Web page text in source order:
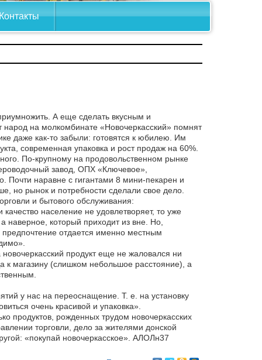
А еще сделать вкусным и
народ на молкомбинате «Новочеркасский» помнят
даже как-то забыли: готовятся к юбилею. Им
современная упаковка и рост продаж на 60%.
По-крупному на продовольственном рынке
завод, ОПХ «Ключевое»,
Почти наравне с гигантами 8 мини-пекарен и
но рынок и потребности сделали свое дело.
и бытового обслуживания:
население не удовлетворяет, то уже
наверное, который приходит из вне. Но,
отдается именно местным
продукт еще не жаловался ни
к магазину (слишком небольшое расстояние), а
у нас на переоснащение. Т. е. на установку
очень красивой и упаковка».
продуктов, рожденных трудом новочеркасских
торговли, дело за жителями донской
«покупай новочеркасское». АЛОЛн37